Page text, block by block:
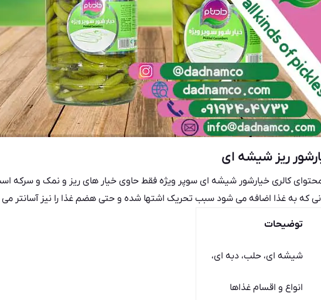
ریز شیشه ای
کالری خیارشور شیشه ای سوپر ویژه فقط حاوی خیار های ریز و نمک و سرکه
که به غذا اضافه می شود سبب تحریک اشتها شده و حتی هضم غذا را نیز آسانتر می
توضیحات
شیشه ای، حلب، دبه ای،
انواع و اقسام غذاها